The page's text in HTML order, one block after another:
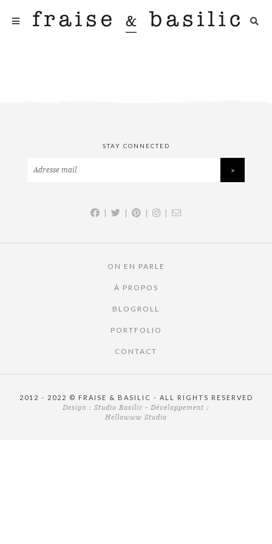
STAY CONNECTED
| | | |
ON EN PARLE
À PROPOS
BLOGROLL
PORTFOLIO
CONTACT
2012 - 2022 © FRAISE & BASILIC - ALL RIGHTS RESERVED
Design : Studio Basilic - Développement :
Hellowww Studio